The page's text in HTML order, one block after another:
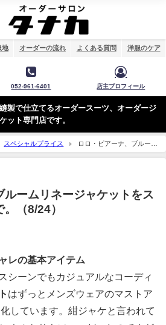
地 オーダーの流れ よくある質問 洋服のケア
052-961-6401 店主プロフィール
製で仕立てるオーダースーツ、オーダージ
ット専門店です。
スペシャルプライス
ロロ・ピアーナ、ブルーム
イスで。（8/24）
ルームリネージャケットをス
（8/24）
レの基本アイテム
シーンでもカジュアルなコーディ
はずっとメンズウェアのマストア
しています。紺ジャケと言われて